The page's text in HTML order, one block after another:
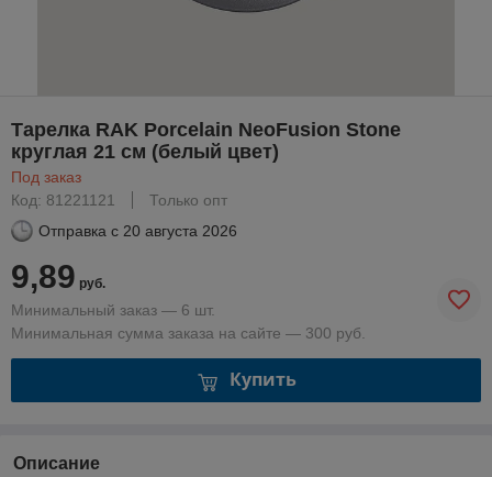
Тарелка RAK Porcelain NeoFusion Stone
круглая 21 см (белый цвет)
Под заказ
Код: 81221121
Только опт
Отправка с 20 августа 2026
9,89 руб.
Минимальный заказ — 6 шт.
Минимальная сумма заказа на сайте — 300 руб.
Купить
Описание